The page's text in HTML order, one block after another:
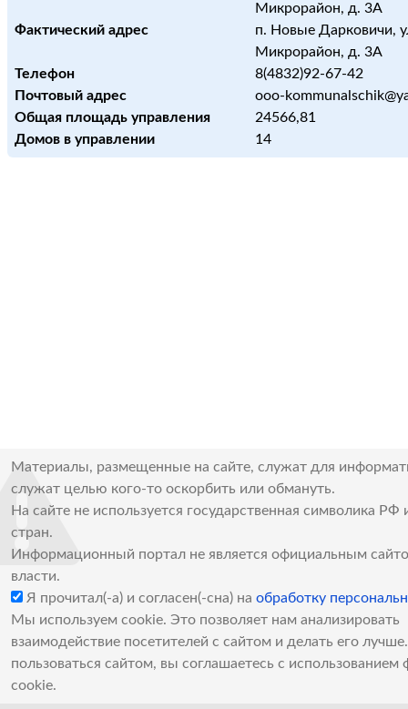
Микрорайон, д. 3А
Фактический адрес
п. Новые Дарковичи,
Микрорайон, д. 3А
Телефон
8(4832)92-67-42
Почтовый адрес
ooo-
Общая площадь управления
24566,81
Домов в управлении
14
Материалы, размещенные на сайте, служат для
служат целью кого-то оскорбить или обмануть.
На сайте не используется государственная символика РФ
стран.
Информационный портал не является официальным
власти.
Я прочитал(-а) и согласен(-сна) на обработку
Мы используем cookie. Это позволяет нам анализировать
взаимодействие посетителей с сайтом и делать его
пользоваться сайтом, вы соглашаетесь с использованием
cookie.